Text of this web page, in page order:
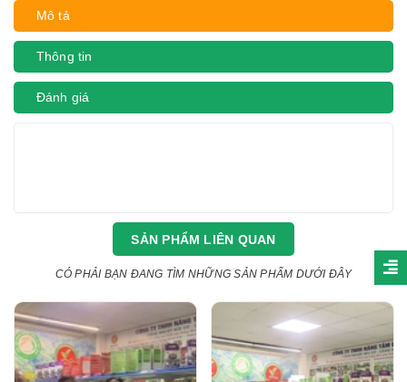
Mô tả
Thông tin
Đánh giá
SẢN PHẨM LIÊN QUAN
CÓ PHẢI BẠN ĐANG TÌM NHỮNG SẢN PHẨM DƯỚI ĐÂY